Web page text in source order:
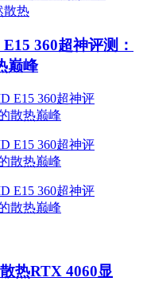
360超神评测：
巅峰
热RTX 4060显